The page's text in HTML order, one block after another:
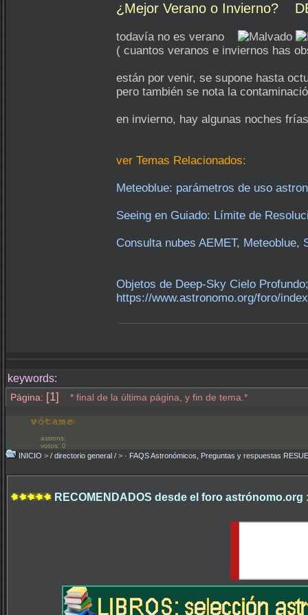
¿Mejor Verano o Invierno?
todavía no es verano
( cuantos veranos e inviernos has
están por venir, se supone hasta
pero también se nota la
en invierno, hay algunas noches
ver Temas Relacionados:
Meteoblue: parámetros de uso
Seeing en Guiado: Límite de
Consulta nubes AEMET,
Objetos de Deep-Sky Cielo
https://www.astronomo.org/foro/
keywords:
Página: [1] * final de la última página, y fin de tema.*
astrons:
votos: 0
INICIO > / directorio general / > · FAQS Astronómicos, Preguntas y respuestas
RECOMENDADOS desde el foro astrónomo.org